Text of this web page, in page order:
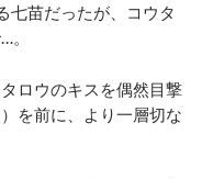
七苗だったが、コウタ
。
ロウのキスを偶然目撃
を前に、より一層切な